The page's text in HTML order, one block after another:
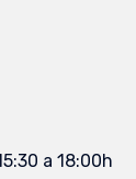
a 18:00h